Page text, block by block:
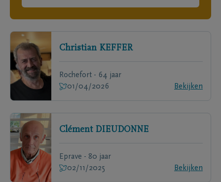
Christian KEFFER
Rochefort - 64 jaar
01/04/2026
Bekijken
Clément DIEUDONNE
Eprave - 80 jaar
02/11/2025
Bekijken